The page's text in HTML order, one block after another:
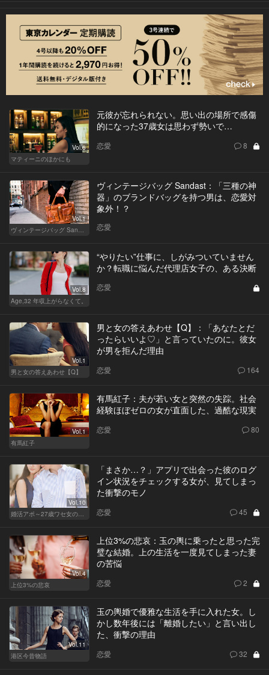
Vol.6
マティーニのほかにも
元彼が忘れられない。思い出の場所で感傷
的になった37歳女は思わず勢いで…
恋愛 8
Vol.1
ヴィンテージバッグ Sandast
ヴィンテージバッグ Sandast：「三種の神
器」のブランドバッグを持つ男は、恋愛対
象外！？
恋愛
Vol.8
Age,32 年収上がらなくて。
“やりたい”仕事に、しがみついていません
か？転職に悩んだ代理店女子の、ある決断
恋愛
Vol.1
男と女の答えあわせ【Q】
男と女の答えあわせ【Q】：「あなたとだ
ったらいいよ♡」と言っていたのに。彼女
が男を拒んだ理由
恋愛 164
Vol.1
有馬紅子
有馬紅子：夫が若い女と突然の失踪。社会
経験ほぼゼロの女が直面した、過酷な現実
恋愛 80
Vol.10
婚活アポ～27歳ワセ女の場合～
「まさか…？」アプリで出会った彼のログ
イン状況をチェックする女が、見てしまっ
た衝撃のモノ
恋愛 45
Vol.4
上位3%の悲哀
上位3%の悲哀：玉の輿に乗ったと思った完
璧な結婚。上の生活を一度見てしまった妻
の苦悩
恋愛 2
Vol.11
港区今昔物語
玉の輿婚で優雅な生活を手に入れた女。し
かし数年後には「離婚したい」と言い出し
た、衝撃の理由
恋愛 32